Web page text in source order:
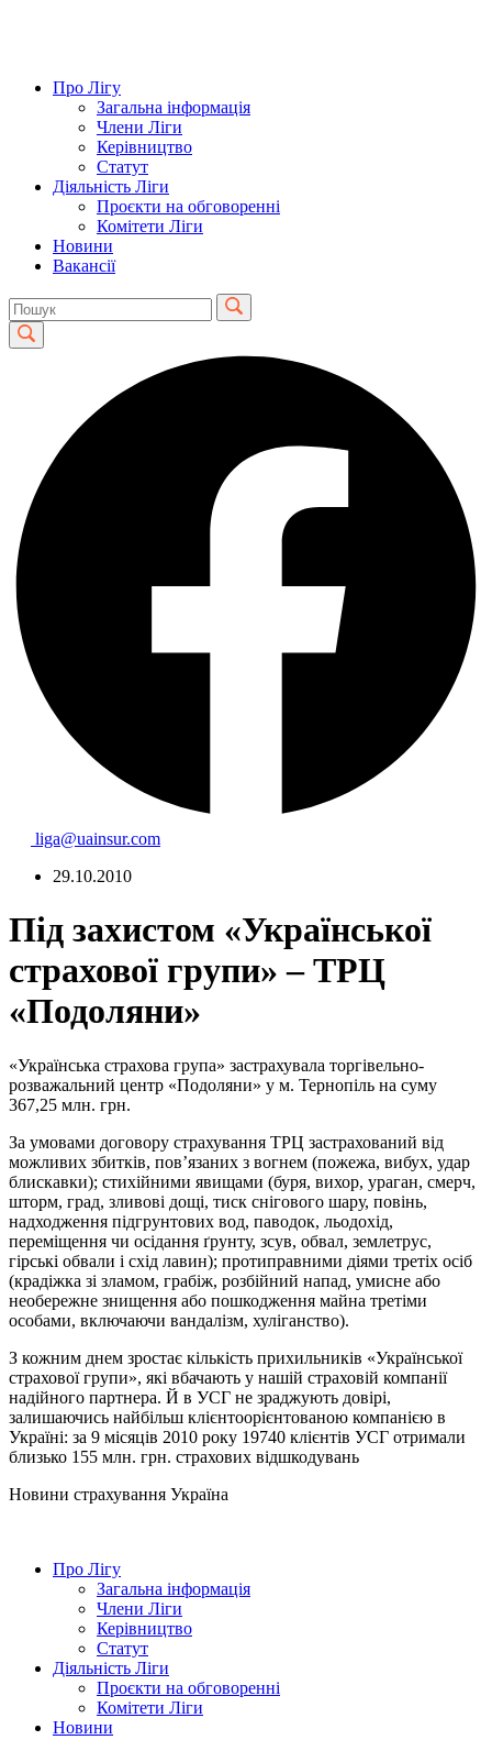
Про Лігу
Загальна інформація
Члени Ліги
Керівництво
Статут
Діяльність Ліги
Проєкти на обговоренні
Комітети Ліги
Новини
Вакансії
liga@uainsur.com
29.10.2010
Під захистом «Української
страхової групи» – ТРЦ
«Подоляни»
«Українська страхова група» застрахувала торгівельно-
розважальний центр «Подоляни» у м. Тернопіль на суму
367,25 млн. грн.
За умовами договору страхування ТРЦ застрахований від
можливих збитків, пов’язаних з вогнем (пожежа, вибух, удар
блискавки); стихійними явищами (буря, вихор, ураган, смерч,
шторм, град, зливові дощі, тиск снігового шару, повінь,
надходження підгрунтових вод, паводок, льодохід,
переміщення чи осідання ґрунту, зсув, обвал, землетрус,
гірські обвали і схід лавин); протиправними діями третіх осіб
(крадіжка зі зламом, грабіж, розбійний напад, умисне або
необережне знищення або пошкодження майна третіми
особами, включаючи вандалізм, хуліганство).
З кожним днем зростає кількість прихильників «Української
страхової групи», які вбачають у нашій страховій компанії
надійного партнера. Й в УСГ не зраджують довірі,
залишаючись найбільш клієнтоорієнтованою компанією в
Україні: за 9 місяців 2010 року 19740 клієнтів УСГ отримали
близько 155 млн. грн. страхових відшкодувань
Новини страхування Україна
Про Лігу
Загальна інформація
Члени Ліги
Керівництво
Статут
Діяльність Ліги
Проєкти на обговоренні
Комітети Ліги
Новини